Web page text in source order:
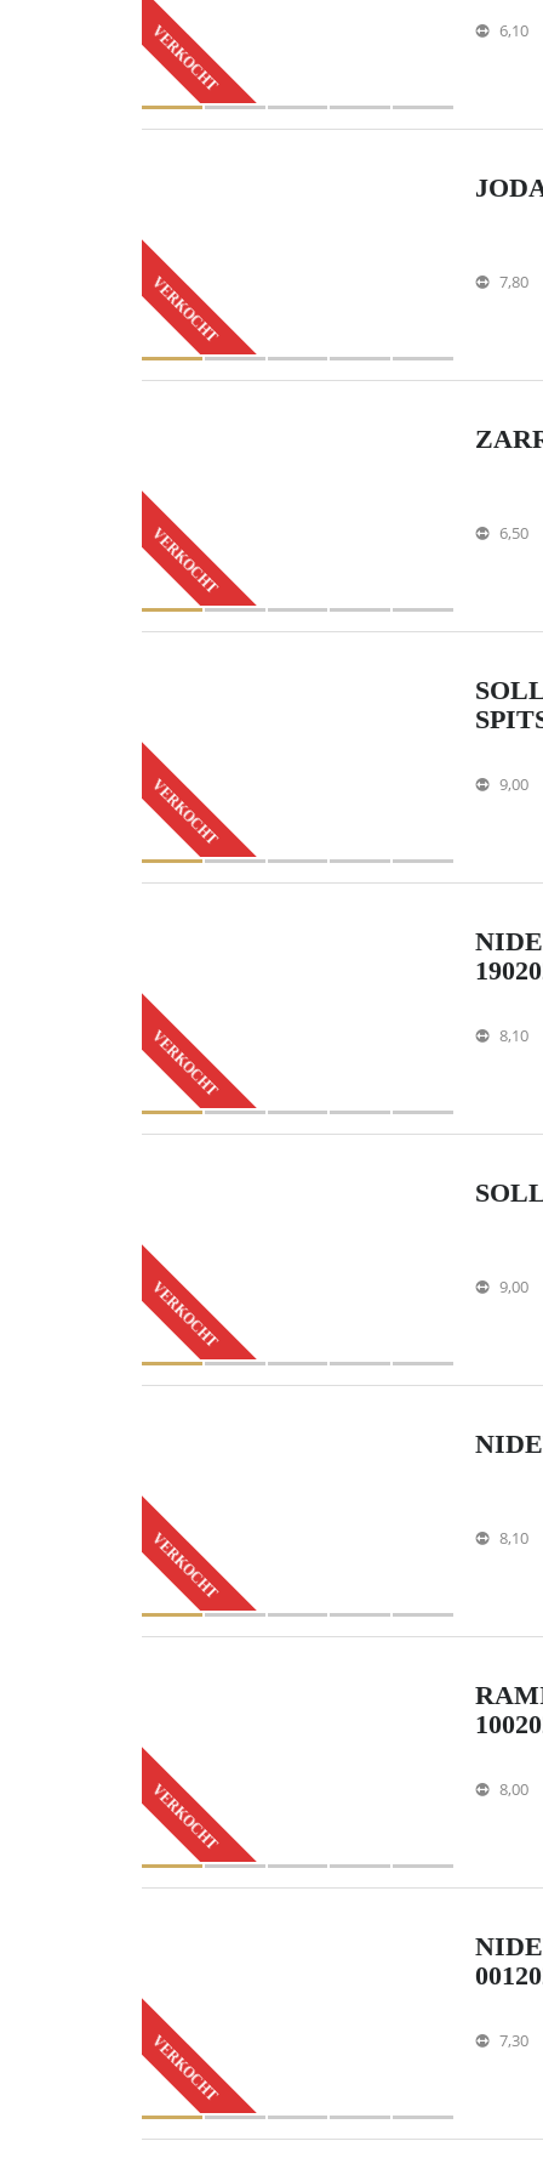
VERKOCHT 6,10
VERKOCHT 7,80
VERKOCHT 6,50
VERKOCHT 9,00
VERKOCHT 8,10
VERKOCHT 9,00
VERKOCHT 8,10
VERKOCHT 8,00
VERKOCHT 7,30